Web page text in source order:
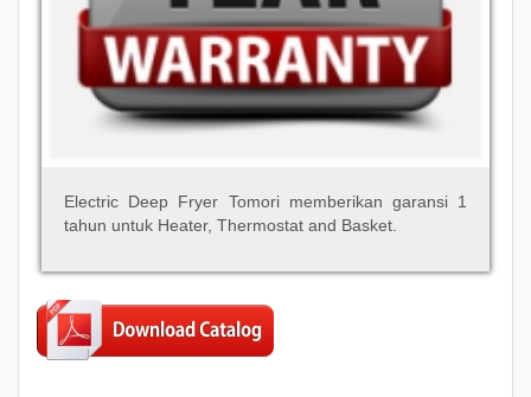
Electric Deep Fryer Tomori memberikan garansi 1
tahun untuk Heater, Thermostat and Basket.